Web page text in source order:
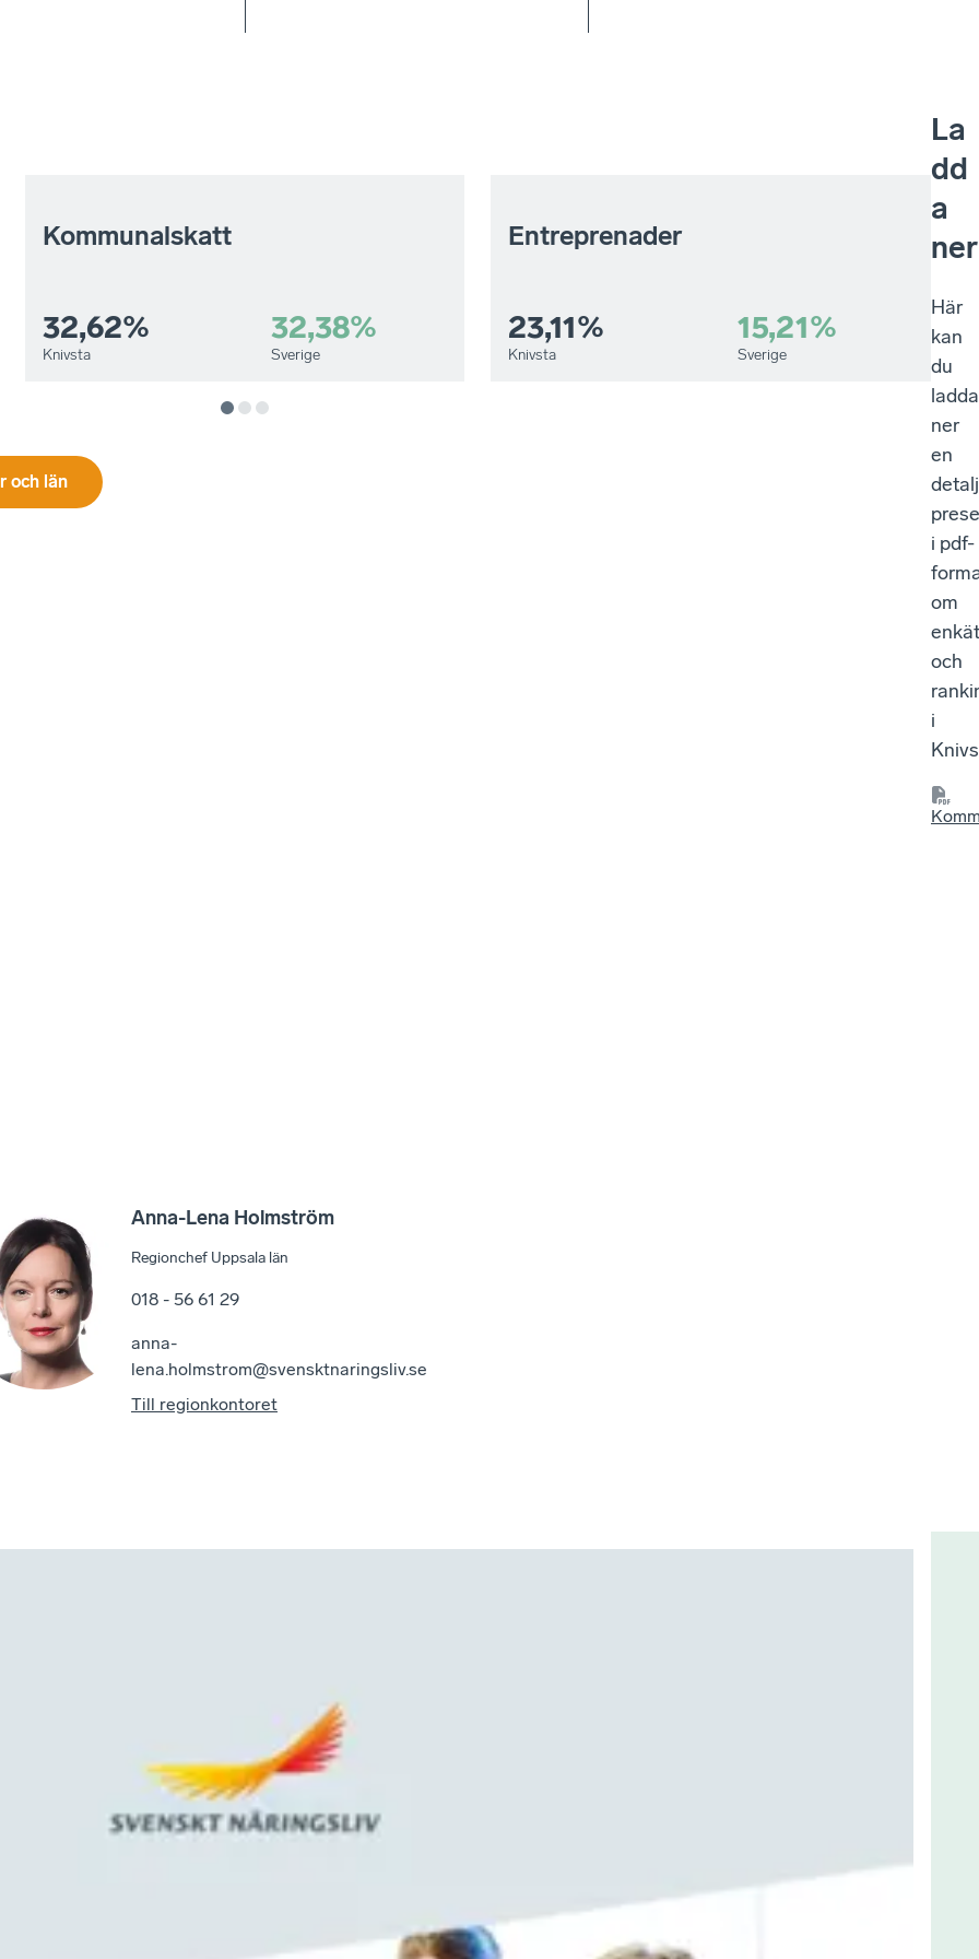
Kommunalskatt
32,62%
Knivsta
32,38%
Sverige
Entreprenader
23,11%
Knivsta
15,21%
Sverige
och län
La
dd
a
ner
Här
kan
du
ladda
ner
en
i pdf-
om
och
i
Anna-Lena Holmström
Regionchef Uppsala län
018 - 56 61 29
anna-
lena.holmstrom@svensktnaringsliv.se
Till regionkontoret